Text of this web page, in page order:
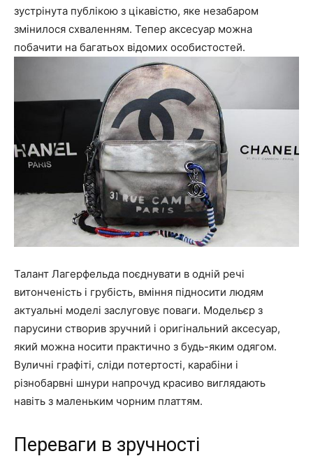
зустрінута публікою з цікавістю, яке незабаром
змінилося схваленням. Тепер аксесуар можна
побачити на багатьох відомих особистостей.
Талант Лагерфельда поєднувати в одній речі
витонченість і грубість, вміння підносити людям
актуальні моделі заслуговує поваги. Модельєр з
парусини створив зручний і оригінальний аксесуар,
який можна носити практично з будь-яким одягом.
Вуличні графіті, сліди потертості, карабіни і
різнобарвні шнури напрочуд красиво виглядають
навіть з маленьким чорним платтям.
Переваги в зручності